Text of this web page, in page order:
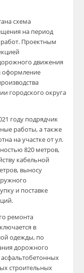
схема
на период
Проектным
движения
оформление
городского округа
году подрядчик
работы, а также
на участке от ул.
820 метров,
кабельной
выносу
и поставке
ремонта
в
одежды, по
дорожного
строительных